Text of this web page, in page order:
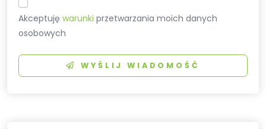
Akceptujęwarunki przetwarzania moich danych
osobowych
WYŚLIJ WIADOMOŚĆ